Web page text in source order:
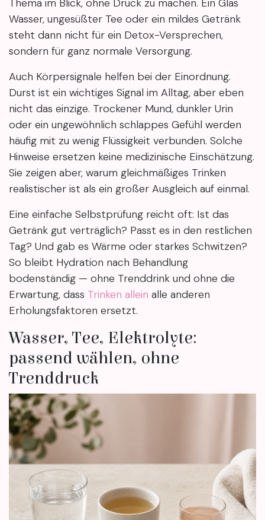
Wasser, ungesüßter Tee oder ein mildes Getränk
steht dann nicht für ein Detox-Versprechen,
sondern für ganz normale Versorgung.
Auch Körpersignale helfen bei der Einordnung.
Durst ist ein wichtiges Signal im Alltag, aber eben
nicht das einzige. Trockener Mund, dunkler Urin
oder ein ungewöhnlich schlappes Gefühl werden
häufig mit zu wenig Flüssigkeit verbunden. Solche
Hinweise ersetzen keine medizinische Einschätzung.
Sie zeigen aber, warum gleichmäßiges Trinken
realistischer ist als ein großer Ausgleich auf einmal.
Eine einfache Selbstprüfung reicht oft: Ist das
Getränk gut verträglich? Passt es in den restlichen
Tag? Und gab es Wärme oder starkes Schwitzen?
So bleibt Hydration nach Behandlung
bodenständig — ohne Trenddrink und ohne die
Erwartung, dass Trinken allein alle anderen
Erholungsfaktoren ersetzt.
Wasser, Tee, Elektrolyte:
passend wählen, ohne
Trenddruck